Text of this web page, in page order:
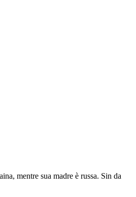
mentre sua madre è russa. Sin da